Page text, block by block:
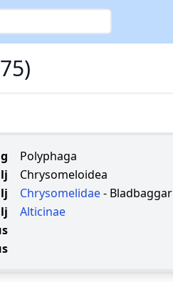
Polyphaga
Chrysomeloidea
Chrysomelidae- Bladbaggar
Alticinae